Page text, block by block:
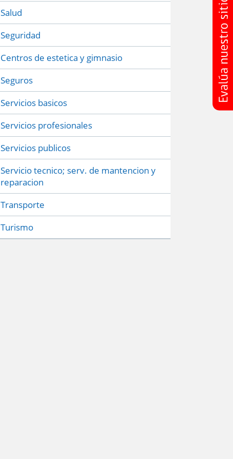
Salud
Seguridad
Centros de estetica y gimnasio
Seguros
Servicios basicos
Servicios profesionales
Servicios publicos
Servicio tecnico; serv. de mantencion y
reparacion
Transporte
Turismo